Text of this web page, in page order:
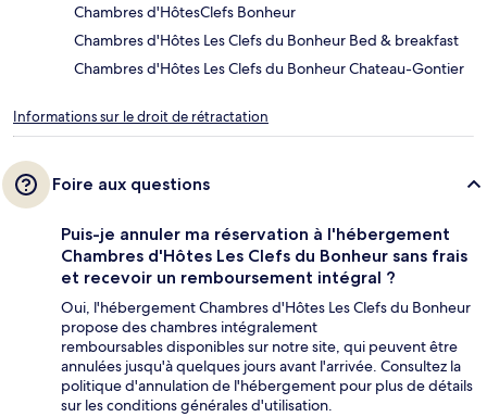
Chambres d'HôtesClefs Bonheur
Chambres d'Hôtes Les Clefs du Bonheur Bed & breakfast
Chambres d'Hôtes Les Clefs du Bonheur Chateau-Gontier
Informations sur le droit de rétractation
Foire aux questions
Puis-je annuler ma réservation à l'hébergement
Chambres d'Hôtes Les Clefs du Bonheur sans frais
et recevoir un remboursement intégral ?
Oui, l'hébergement Chambres d'Hôtes Les Clefs du Bonheur
propose des chambres intégralement
remboursables disponibles sur notre site, qui peuvent être
annulées jusqu'à quelques jours avant l'arrivée. Consultez la
politique d'annulation de l'hébergement pour plus de détails
sur les conditions générales d'utilisation.